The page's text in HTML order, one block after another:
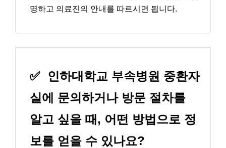
명하고 의료진의 안내를 따르시면 됩니다.
✅
인하대학교 부속병원 중환자
실에 문의하거나 방문 절차를
알고 싶을 때, 어떤 방법으로 정
보를 얻을 수 있나요?